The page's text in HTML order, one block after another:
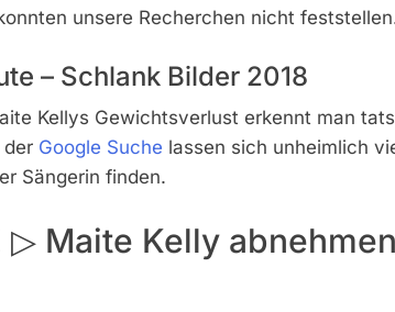
unsere Recherchen nicht
– Schlank Bilder 2018
Kellys Gewichtsverlust erkennt man
der Google Suche lassen sich unheimlich
Sängerin finden.
▷ Maite Kelly